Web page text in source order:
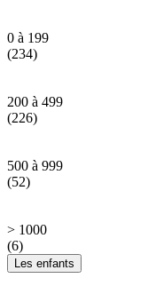
0 à 199
(234)
200 à 499
(226)
500 à 999
(52)
> 1000
(6)
Les enfants